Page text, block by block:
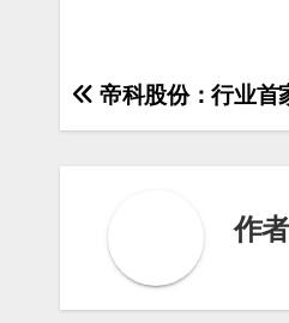
文帝科股份：行业首
作